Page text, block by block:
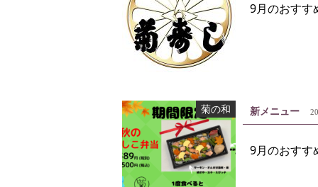
9月のおすす
菊の和 新メニュー
9月のおすす